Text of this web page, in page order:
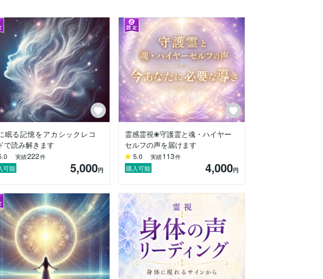
には危険から遠ざけてきた存在です。
くれます。
りを伴うものでした。
いきました。
へのアクセスなど、幅広い術を磨いてまいりました。
」という信念です。
ある本音、これからの流れを読み解いていきます。
来の自分を取り戻せるよう誠実に向き合います。
眠る記憶をアカシックレコ
で読み解きます
実績222件
可能 5,000円
霊感霊視❀守護霊と魂・ハイヤー
セルフの声を届けます
5.0 実績113件
購入可能 4,000円